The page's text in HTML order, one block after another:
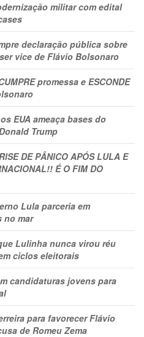
militar com edital
declaração pública sobre
vice de Flávio Bolsonaro
promessa e ESCONDE
EUA ameaça bases do
Trump
DE PÂNlCO APÓS LULA E
É O FIM DO
Lula parceria em
no mar
Lulinha nunca virou réu
ciclos eleitorais
candidaturas jovens para
para favorecer Flávio
de Romeu Zema